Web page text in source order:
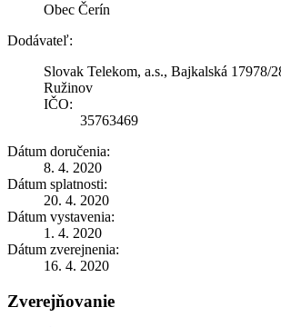
Obec Čerín
Dodávateľ:
Slovak Telekom, a.s., Bajkalská 17978/
Ružinov
IČO:
35763469
Dátum doručenia:
8. 4. 2020
Dátum splatnosti:
20. 4. 2020
Dátum vystavenia:
1. 4. 2020
Dátum zverejnenia:
16. 4. 2020
Zverejňovanie